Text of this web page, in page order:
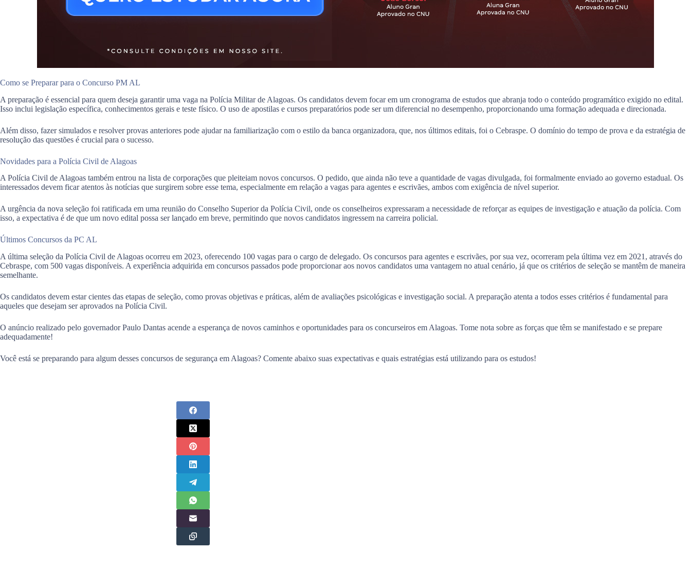
Como se Preparar para o Concurso PM AL
A preparação é essencial para quem deseja garantir uma vaga na Polícia Militar de Alagoas. Os candidatos devem focar em um cronograma de estudos que abranja todo o conteúdo programático exigido no edital.
Isso inclui legislação específica, conhecimentos gerais e teste físico. O uso de apostilas e cursos preparatórios pode ser um diferencial no desempenho, proporcionando uma formação adequada e direcionada.
Além disso, fazer simulados e resolver provas anteriores pode ajudar na familiarização com o estilo da banca organizadora, que, nos últimos editais, foi o Cebraspe. O domínio do tempo de prova e da estratégia de
resolução das questões é crucial para o sucesso.
Novidades para a Polícia Civil de Alagoas
A Polícia Civil de Alagoas também entrou na lista de corporações que pleiteiam novos concursos. O pedido, que ainda não teve a quantidade de vagas divulgada, foi formalmente enviado ao governo estadual. Os
interessados devem ficar atentos às notícias que surgirem sobre esse tema, especialmente em relação a vagas para agentes e escrivães, ambos com exigência de nível superior.
A urgência da nova seleção foi ratificada em uma reunião do Conselho Superior da Polícia Civil, onde os conselheiros expressaram a necessidade de reforçar as equipes de investigação e atuação da polícia. Com
isso, a expectativa é de que um novo edital possa ser lançado em breve, permitindo que novos candidatos ingressem na carreira policial.
Últimos Concursos da PC AL
A última seleção da Polícia Civil de Alagoas ocorreu em 2023, oferecendo 100 vagas para o cargo de delegado. Os concursos para agentes e escrivães, por sua vez, ocorreram pela última vez em 2021, através do
Cebraspe, com 500 vagas disponíveis. A experiência adquirida em concursos passados pode proporcionar aos novos candidatos uma vantagem no atual cenário, já que os critérios de seleção se mantêm de maneira
semelhante.
Os candidatos devem estar cientes das etapas de seleção, como provas objetivas e práticas, além de avaliações psicológicas e investigação social. A preparação atenta a todos esses critérios é fundamental para
aqueles que desejam ser aprovados na Polícia Civil.
O anúncio realizado pelo governador Paulo Dantas acende a esperança de novos caminhos e oportunidades para os concurseiros em Alagoas. Tome nota sobre as forças que têm se manifestado e se prepare
adequadamente!
Você está se preparando para algum desses concursos de segurança em Alagoas? Comente abaixo suas expectativas e quais estratégias está utilizando para os estudos!